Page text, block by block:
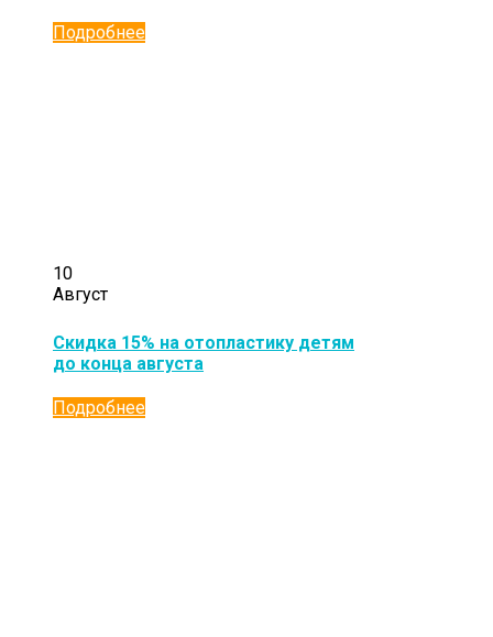
Подробнее
10
Август
Скидка 15% на отопластику детям
до конца августа
Подробнее